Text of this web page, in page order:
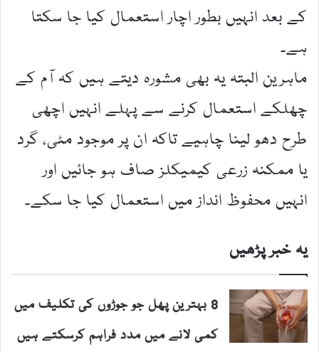
کے بعد انہیں بطور اچار استعمال کیا جا سکتا
ہے۔
ماہرین البتہ یہ بھی مشورہ دیتے ہیں کہ آم کے
چھلکے استعمال کرنے سے پہلے انہیں اچھی
طرح دھو لینا چاہیے تاکہ ان پر موجود مٹی، گرد
یا ممکنہ زرعی کیمیکلز صاف ہو جائیں اور
انہیں محفوظ انداز میں استعمال کیا جا سکے۔
یہ خبر پڑھیں
8 بہترین پھل جو جوڑوں کی تکلیف میں
کمی لانے میں مدد فراہم کرسکتے ہیں